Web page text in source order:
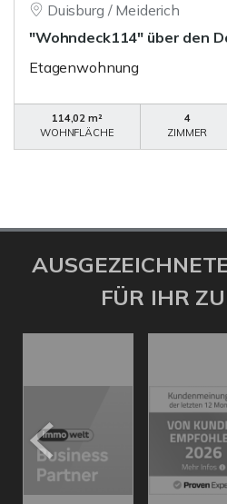
Duisburg / Meiderich
"Wohndeck114" über den
Etagenwohnung
114,02 m²
WOHNFLÄCHE
4
ZIMMER
FÜR IHR